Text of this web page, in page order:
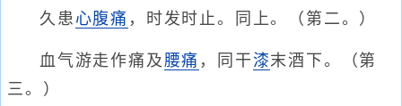
久患 心腹痛 ，时发时止。同上。（第二。）
血气游走作痛及腰痛 ，同干漆末酒下。（第
三。）